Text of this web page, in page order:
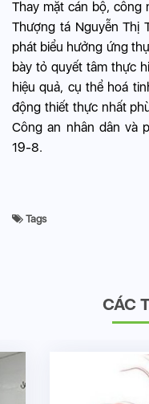
Thay mặt cán bộ, công
Thượng tá Nguyễn Thị
phát biểu hưởng ứng
bày tỏ quyết tâm thực
hiệu quả, cụ thể hoá
động thiết thực nhất
Công an nhân dân và
19-8.
Tags
CÁC